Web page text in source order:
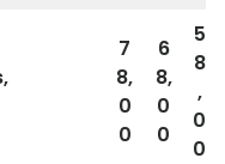
7
8,
0
0
6
8,
0
0
5
8
,
0
0